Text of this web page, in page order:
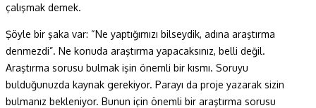
çalışmak demek.
Şöyle bir şaka var: “Ne yaptığımızı bilseydik, adına araştırma
denmezdi”. Ne konuda araştırma yapacaksınız, belli değil.
Araştırma sorusu bulmak işin önemli bir kısmı. Soruyu
bulduğunuzda kaynak gerekiyor. Parayı da proje yazarak sizin
bulmanız bekleniyor. Bunun için önemli bir araştırma sorusu